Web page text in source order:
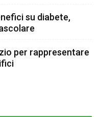
su diabete,
per rappresentare